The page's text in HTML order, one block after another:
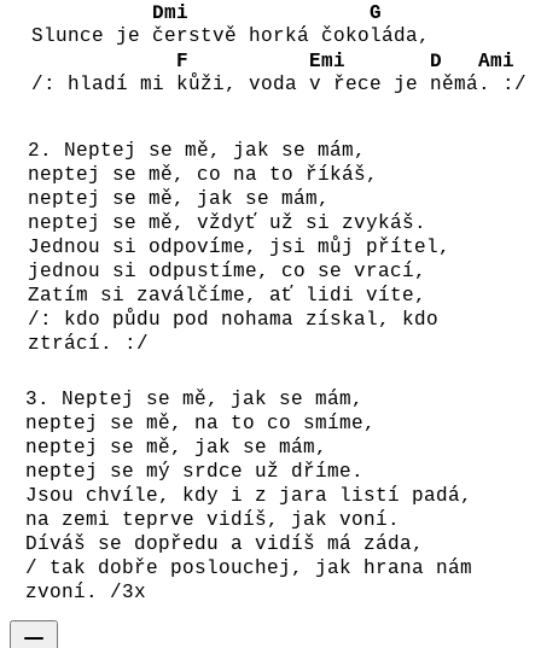
Slunce je
Dmi
čerstvě horká čoko
G
láda,
/: hladí mi
F
kůži, voda
Emi
v řece je
D
němá
Ami
. :/
2. Neptej se mě, jak se mám,
neptej se mě, co na to říkáš,
neptej se mě, jak se mám,
neptej se mě, vždyť už si zvykáš.
Jednou si odpovíme, jsi můj přítel,
jednou si odpustíme, co se vrací,
Zatím si zaválčíme, ať lidi víte,
/: kdo půdu pod nohama získal, kdo
ztrácí. :/
3. Neptej se mě, jak se mám,
neptej se mě, na to co smíme,
neptej se mě, jak se mám,
neptej se mý srdce už dříme.
Jsou chvíle, kdy i z jara listí padá,
na zemi teprve vidíš, jak voní.
Díváš se dopředu a vidíš má záda,
/ tak dobře poslouchej, jak hrana nám
zvoní. /3x